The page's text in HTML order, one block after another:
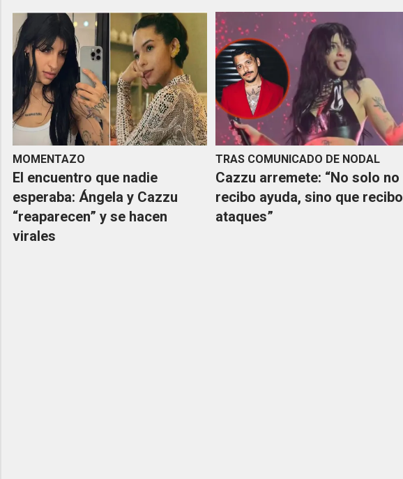
MOMENTAZO
El encuentro que nadie
esperaba: Ángela y Cazzu
“reaparecen” y se hacen
virales
TRAS COMUNICADO DE NODAL
Cazzu arremete: “No solo no
recibo ayuda, sino que recibo
ataques”